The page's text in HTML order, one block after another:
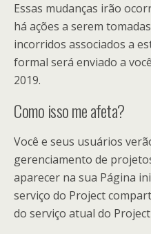
Essas mudanças irão
há ações a serem
incorridos associados a
formal será enviado a
2019.
Como isso me afeta?
Você e seus usuários
gerenciamento de
aparecer na sua Página
serviço do Project
do serviço atual do